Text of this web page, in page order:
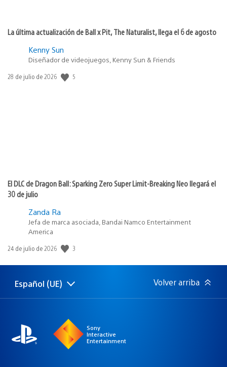
La última actualización de Ball x Pit, The Naturalist, llega el 6 de agosto
Kenny Sun
Diseñador de videojuegos, Kenny Sun & Friends
Fecha
28 de julio de 2026 5
El DLC de Dragon Ball: Sparking Zero Super Limit-Breaking Neo llegará el
30 de julio
Zanda Ra
Jefa de marca asociada, Bandai Namco Entertainment
America
Fecha
publicación:
24 de julio de 2026 3
Selecciona
Región
Español (UE) Volver arriba
Sony
Interactive
Entertainment